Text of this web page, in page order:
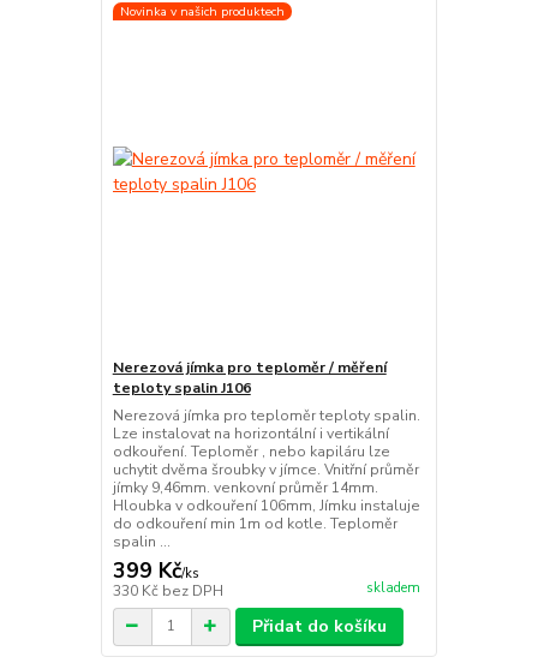
Novinka v našich produktech
Nerezová jímka pro teploměr / měření
teploty spalin J106
Nerezová jímka pro teploměr teploty spalin.
Lze instalovat na horizontální i vertikální
odkouření. Teploměr , nebo kapiláru lze
uchytit dvěma šroubky v jímce. Vnitřní průměr
jímky 9,46mm. venkovní průměr 14mm.
Hloubka v odkouření 106mm, Jímku instaluje
do odkouření min 1m od kotle. Teploměr
spalin ...
399 Kč/ks
330 Kč bez DPH skladem
Přidat do košíku